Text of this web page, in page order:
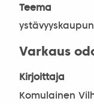
Teema
Varkaus
Kirjoittaja
Komulainen